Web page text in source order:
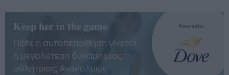
Keep her in the game
Πότε η αυτοπεποίθηση γίνεται
η μεγαλύτερη δύναμη μίας
αθλήτριας; Ανακάλυψε